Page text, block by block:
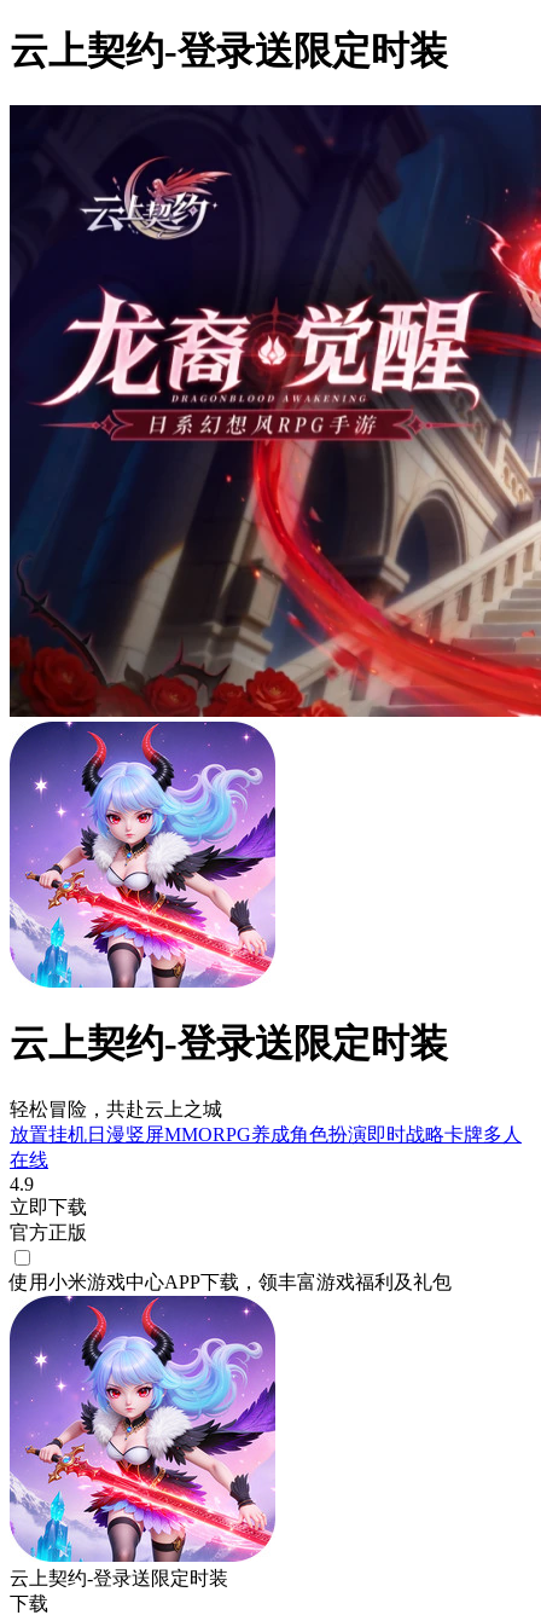
云上契约-登录送限定时装
云上契约-登录送限定时装
轻松冒险，共赴云上之城
放置挂机日漫竖屏MMORPG养成角色扮演即时战略卡牌多人
在线
4.9
立即下载
官方正版
使用小米游戏中心APP下载 ，领丰富游戏福利 及礼包
云上契约-登录送限定时装
下载